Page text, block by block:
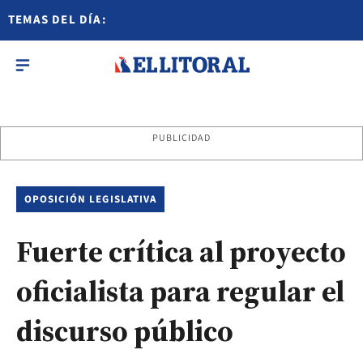
TEMAS DEL DÍA:
PUBLICIDAD
OPOSICIÓN LEGISLATIVA
Fuerte crítica al proyecto
oficialista para regular el
discurso público